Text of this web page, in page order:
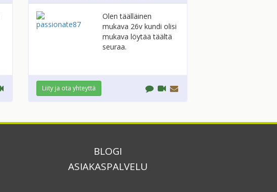
Olen täälläinen
mukava 26v kundi olisi
mukava löytää täältä
seuraa.
Liity ja ota yhteyttä
BLOGI
ASIAKASPALVELU